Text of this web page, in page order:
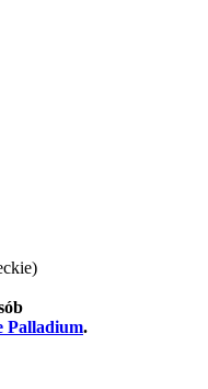
Palladium.